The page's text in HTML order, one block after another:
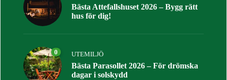
Bästa Attefallshuset 2026 – Bygg rätt
hus för dig!
0 UTEMILJÖ
Bästa Parasollet 2026 – För drömska
dagar i solskydd